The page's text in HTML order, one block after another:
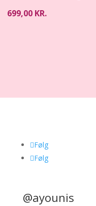
699,00 KR.
Følg
Følg
@ayounis